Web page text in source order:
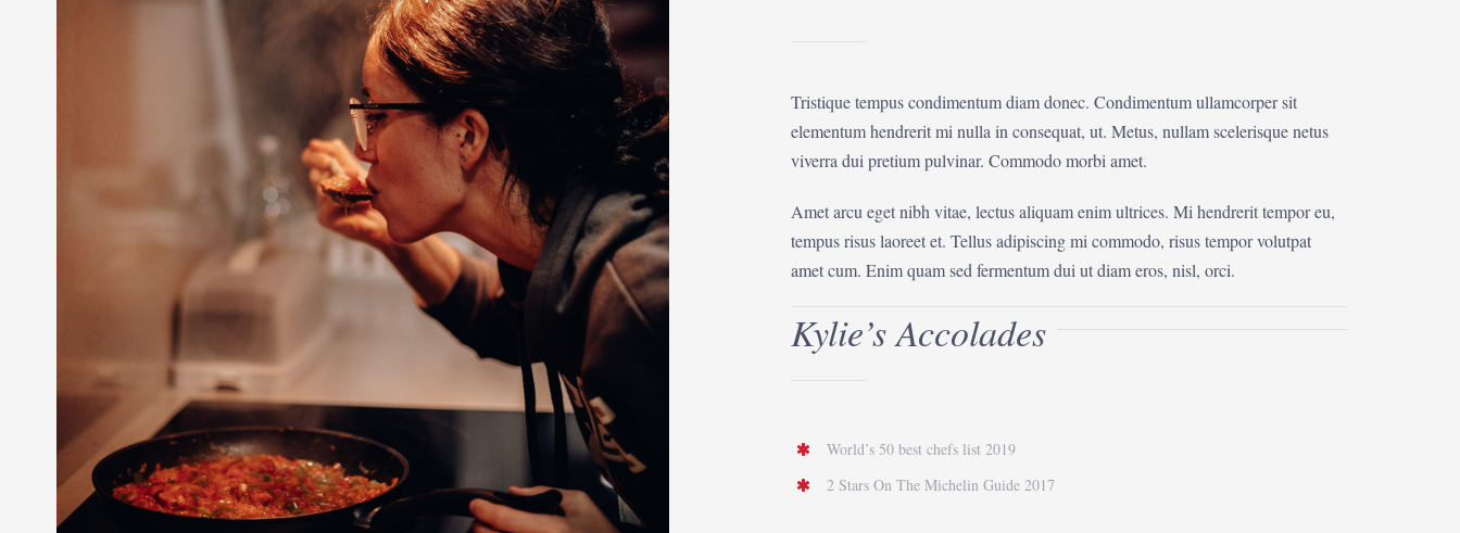
Tristique tempus condimentum diam donec. Condimentum ullamcorper sit
elementum hendrerit mi nulla in consequat, ut. Metus, nullam scelerisque netus
viverra dui pretium pulvinar. Commodo morbi amet.
Amet arcu eget nibh vitae, lectus aliquam enim ultrices. Mi hendrerit tempor eu,
tempus risus laoreet et. Tellus adipiscing mi commodo, risus tempor volutpat
amet cum. Enim quam sed fermentum dui ut diam eros, nisl, orci.
Kylie’s Accolades
World’s 50 best chefs list 2019
2 Stars On The Michelin Guide 2017